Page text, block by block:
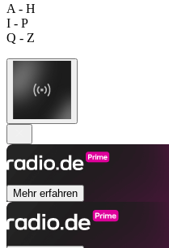
A - H
I - P
Q - Z
Mehr erfahren